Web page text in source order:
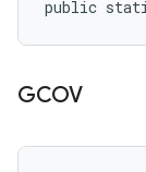
public
GCOV